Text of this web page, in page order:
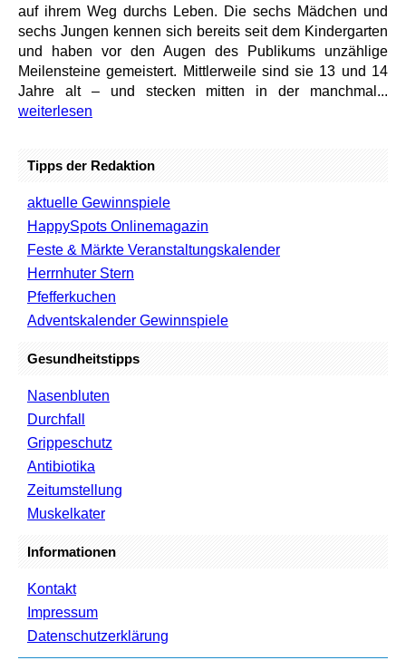
auf ihrem Weg durchs Leben. Die sechs Mädchen und
sechs Jungen kennen sich bereits seit dem Kindergarten
und haben vor den Augen des Publikums unzählige
Meilensteine gemeistert. Mittlerweile sind sie 13 und 14
Jahre alt – und stecken mitten in der manchmal...
weiterlesen
Tipps der Redaktion
aktuelle Gewinnspiele
HappySpots Onlinemagazin
Feste & Märkte Veranstaltungskalender
Herrnhuter Stern
Pfefferkuchen
Adventskalender Gewinnspiele
Gesundheitstipps
Nasenbluten
Durchfall
Grippeschutz
Antibiotika
Zeitumstellung
Muskelkater
Informationen
Kontakt
Impressum
Datenschutzerklärung